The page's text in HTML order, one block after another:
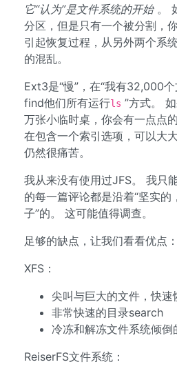
它“认为”是文件系统的开始。
分区，但是只有一个被分割，
引起恢复过程，从另外两个系
的混乱。
Ext3是“慢”，在“我有32,000
find他们所有运行ls ”方式。
万张小临时桌，你会有一点点
在包含一个索引选项，可以大
仍然很痛苦。
我从来没有使用过JFS。 我只
的每一篇评论都是沿着“坚实
子”的。 这可能值得调查。
足够的缺点，让我们看看优点：
XFS：
尖叫与巨大的文件，快速
非常快速的目录search
冷冻和解冻文件系统倾倒
ReiserFS文件系统：